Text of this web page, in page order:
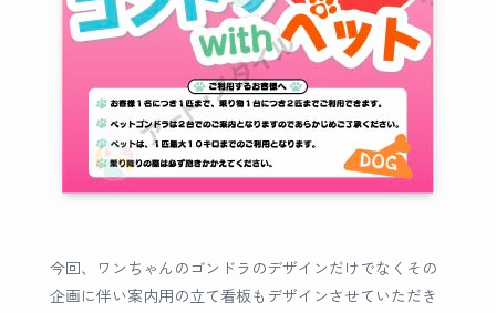
今回、ワンちゃんのゴンドラのデザインだけでなくその
企画に伴い案内用の立て看板もデザインさせていただき